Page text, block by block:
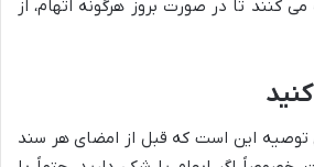
کنند تا در صورت بروز هرگونه اتهام، از
توصیه این است که قبل از امضای هر سند